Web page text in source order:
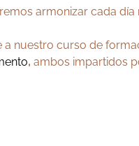
armonizar cada
a nuestro curso de
, ambos impartidos